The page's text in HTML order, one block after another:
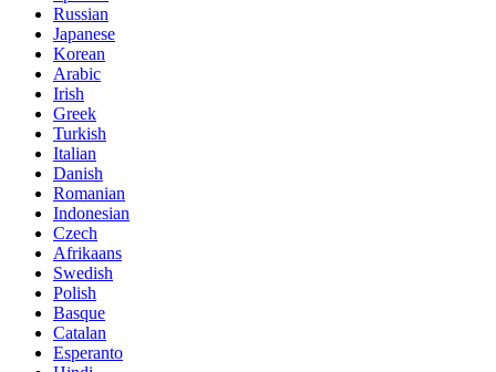
Russian
Japanese
Korean
Arabic
Irish
Greek
Turkish
Italian
Danish
Romanian
Indonesian
Czech
Afrikaans
Swedish
Polish
Basque
Catalan
Esperanto